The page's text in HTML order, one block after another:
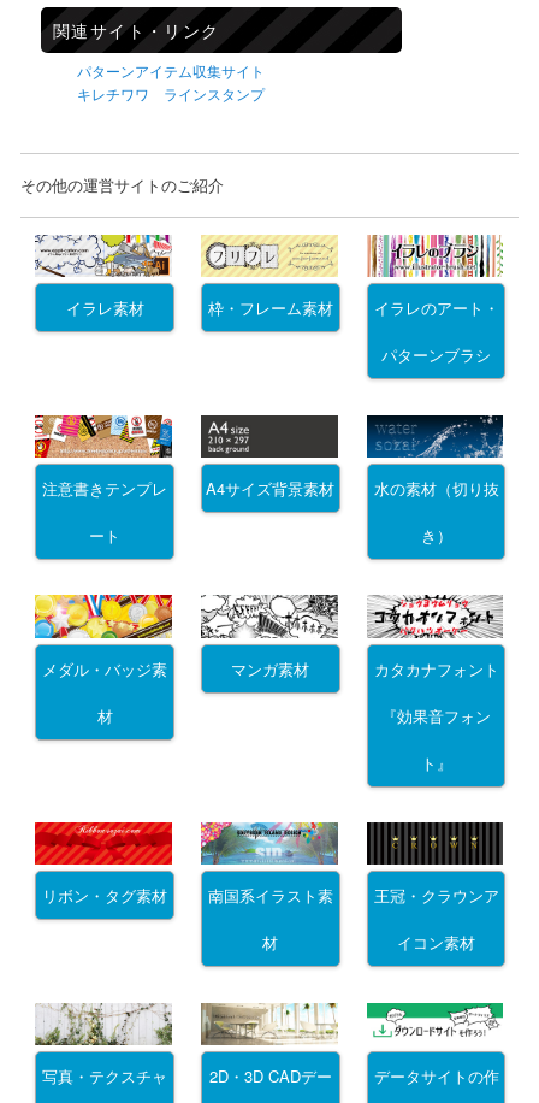
関連サイト・リンク
パターンアイテム収集サイト
キレチワワ ラインスタンプ
その他の運営サイトのご紹介
イラレ素材 枠・フレーム素材 イラレのアート・
パターンブラシ
注意書きテンプレ
ート
A4サイズ背景素材 水の素材（切り抜
き）
メダル・バッジ素
材
マンガ素材 カタカナフォント
『効果音フォン
ト』
リボン・タグ素材 南国系イラスト素
材
王冠・クラウンア
イコン素材
写真・テクスチャ 2D・3D CADデー データサイトの作